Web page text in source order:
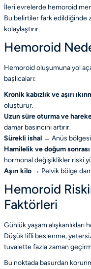
İleri evrelerde hemoroid
Bu belirtiler fark edildiğinde
kolaylaştırır. .
Hemoroid
Hemoroid oluşumuna yol
başlıcaları:
Kronik kabızlık ve aşırı
oluşturur.
Uzun süre oturma ve
damar basıncını artırır.
Sürekli ishal → Anüs
Hamilelik ve doğum
hormonal değişiklikler riski
Aşırı kilo → Pelvik bölge
Hemoroid
Faktörleri
Günlük yaşam
Düşük lifli beslenme,
tuvalette fazla zaman
Bu noktada basurdan